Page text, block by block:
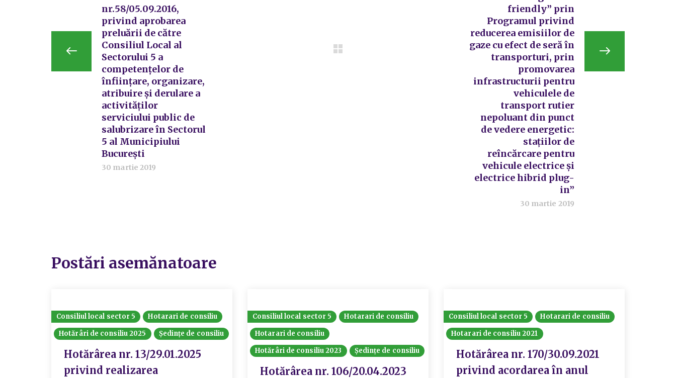
nr.58/05.09.2016,
privind aprobarea
preluării de către
Consiliul Local al
Sectorului 5 a
competențelor de
înființare, organizare,
atribuire și derulare a
activităților
serviciului public de
salubrizare în Sectorul
5 al Municipiului
București
30 martie 2019
friendly” prin
Programul privind
reducerea emisiilor de
gaze cu efect de seră în
transporturi, prin
promovarea
infrastructurii pentru
vehiculele de
transport rutier
nepoluant din punct
de vedere energetic:
stațiilor de
reîncărcare pentru
vehicule electrice și
electrice hibrid plug-
in”
30 martie 2019
Postări asemănatoare
Consiliul local sector 5
Hotarari de consiliu
Hotărâri de consiliu 2025
Ședințe de consiliu
Hotărârea nr. 13/29.01.2025
privind realizarea
Consiliul local sector 5
Hotarari de consiliu
Hotarari de consiliu
Hotărâri de consiliu 2023
Ședințe de consiliu
Hotărârea nr. 106/20.04.2023
Consiliul local sector 5
Hotarari de consiliu
Hotarari de consiliu 2021
Hotărârea nr. 170/30.09.2021
privind acordarea în anul